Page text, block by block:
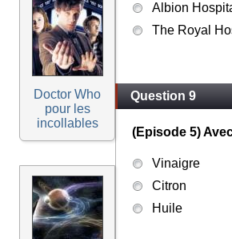
Doctor Who
pour les
incollables
Albion
The Royal
Question 9
(Episode 5)
Vinaigre
Citron
Huile